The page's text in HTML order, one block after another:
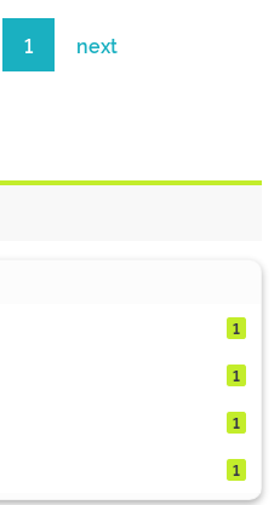
1 next
1
1
1
1